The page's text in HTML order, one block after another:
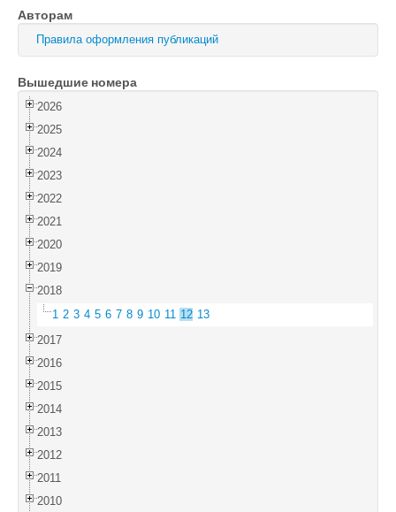
Оптика и спектроскопия
Поиск
Войти
Авторам
Правила оформления публикаций
Вышедшие номера
2026
2025
2024
2023
2022
2021
2020
2019
2018
1 2 3 4 5 6 7 8 9 10 11 12 13
2017
2016
2015
2014
2013
2012
2011
2010